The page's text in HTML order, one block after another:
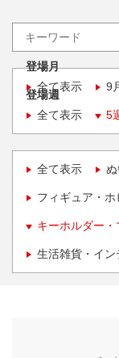
登場月
全て表示
9
登場週
全て表示
5
全て表示
フィギュア・ホ
キーホルダー
生活雑貨・イン